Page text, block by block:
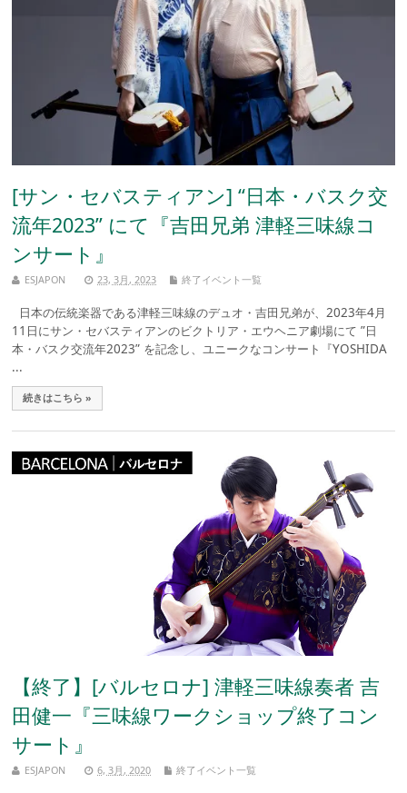
[サン・セバスティアン] “日本・バスク交
流年2023” にて『吉田兄弟 津軽三味線コ
ンサート』
ESJAPON 23, 3月, 2023 終了イベント一覧
日本の伝統楽器である津軽三味線のデュオ・吉田兄弟が、2023年4月
11日にサン・セバスティアンのビクトリア・エウヘニア劇場にて ”日
本・バスク交流年2023” を記念し、ユニークなコンサート『YOSHIDA
...
続きはこちら »
【終了】[バルセロナ] 津軽三味線奏者 吉
田健一『三味線ワークショップ終了コン
サート』
ESJAPON 6, 3月, 2020 終了イベント一覧